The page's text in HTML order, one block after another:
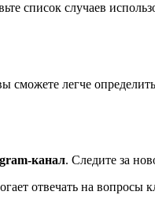
список случаев
легче
канал. Следите за
отвечать на